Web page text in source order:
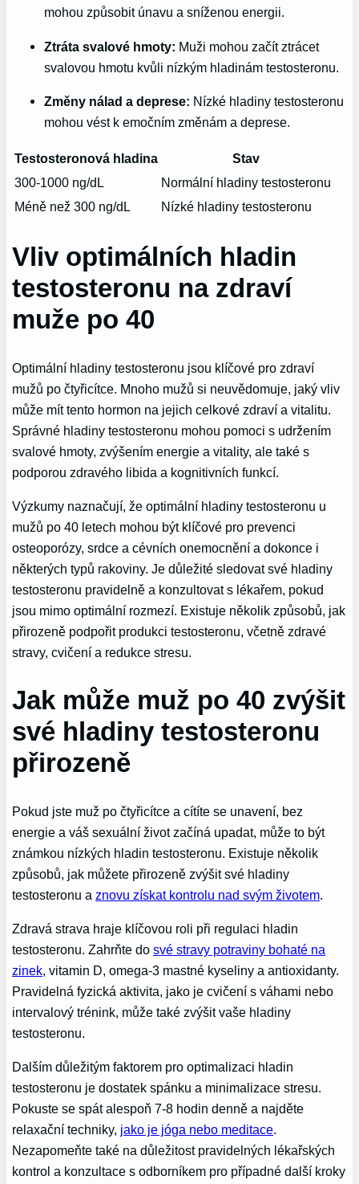
mohou způsobit únavu a sníženou energii.
Ztráta svalové hmoty: Muži mohou začít ztrácet
svalovou hmotu kvůli nízkým hladinám testosteronu.
Změny nálad a deprese: Nízké hladiny testosteronu
mohou vést k emočním změnám a deprese.
Testosteronová hladina
Stav
300-1000 ng/dL
Normální hladiny testosteronu
Méně než 300 ng/dL
Nízké hladiny testosteronu
Vliv optimálních hladin
testosteronu na zdraví
muže po 40
Optimální hladiny testosteronu jsou klíčové pro zdraví
mužů po čtyřicítce. Mnoho mužů si neuvědomuje, jaký vliv
může mít tento hormon na jejich celkové zdraví a vitalitu.
Správné hladiny testosteronu mohou pomoci s udržením
svalové hmoty, zvýšením energie a vitality, ale také s
podporou zdravého libida a kognitivních funkcí.
Výzkumy naznačují, že optimální hladiny testosteronu u
mužů po 40 letech mohou být klíčové pro prevenci
osteoporózy, srdce a cévních onemocnění a dokonce i
některých typů rakoviny. Je důležité sledovat své hladiny
testosteronu pravidelně a konzultovat s lékařem, pokud
jsou mimo optimální rozmezí. Existuje několik způsobů, jak
přirozeně podpořit produkci testosteronu, včetně zdravé
stravy, cvičení a redukce stresu.
Jak může muž po 40 zvýšit
své hladiny testosteronu
přirozeně
Pokud jste muž po čtyřicítce a cítíte se unavení, bez
energie a váš sexuální život začíná upadat, může to být
známkou nízkých hladin testosteronu. Existuje několik
způsobů, jak můžete přirozeně zvýšit své hladiny
testosteronu a znovu získat kontrolu nad svým životem
Zdravá strava hraje klíčovou roli při regulaci hladin
testosteronu. Zahrňte dosvé stravy potraviny bohaté na
zinek, vitamin D, omega-3 mastné kyseliny a antioxidanty.
Pravidelná fyzická aktivita, jako je cvičení s váhami nebo
intervalový trénink, může také zvýšit vaše hladiny
testosteronu.
Dalším důležitým faktorem pro optimalizaci hladin
testosteronu je dostatek spánku a minimalizace stresu.
Pokuste se spát alespoň 7-8 hodin denně a najděte
relaxační techniky, jako je jóga nebo meditace.
Nezapomeňte také na důležitost pravidelných lékařských
kontrol a konzultace s odborníkem pro případné další kroky